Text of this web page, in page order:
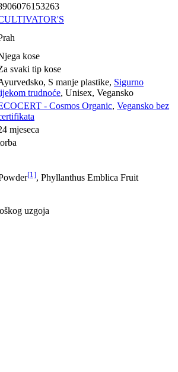
kose
svaki tip kose
S manje plastike, Sigurno
trudnoće, Unisex, Vegansko
- Cosmos Organic, Vegansko bez
mjeseca
[1], Phyllanthus Emblica Fruit
uzgoja